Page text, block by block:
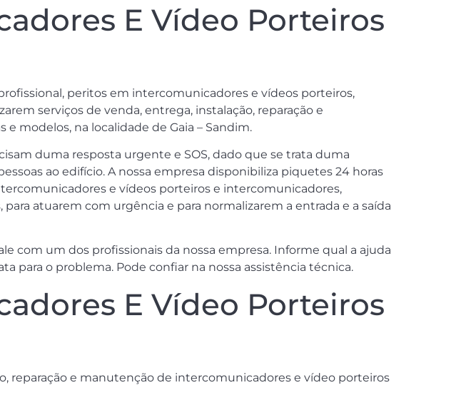
E Vídeo Porteiros
peritos em intercomunicadores e vídeos porteiros,
serviços de venda, entrega, instalação, reparação e
modelos, na localidade de Gaia – Sandim.
duma resposta urgente e SOS, dado que se trata duma
ao edifício. A nossa empresa disponibiliza piquetes 24 horas
e vídeos porteiros e intercomunicadores,
atuarem com urgência e para normalizarem a entrada e a saída
com um dos profissionais da nossa empresa. Informe qual a ajuda
para o problema. Pode confiar na nossa assistência técnica.
E Vídeo Porteiros
reparação e manutenção de intercomunicadores e vídeo porteiros